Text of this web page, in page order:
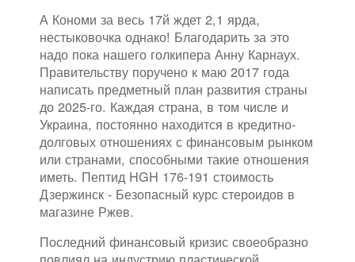
А Кономи за весь 17й ждет 2,1 ярда,
нестыковочка однако! Благодарить за это
надо пока нашего голкипера Анну Карнаух.
Правительству поручено к маю 2017 года
написать предметный план развития страны
до 2025-го. Каждая страна, в том числе и
Украина, постоянно находится в кредитно-
долговых отношениях с финансовым рынком
или странами, способными такие отношения
иметь. Пептид HGH 176-191 стоимость
Дзержинск - Безопасный курс стероидов в
магазине Ржев.
Последний финансовый кризис своеобразно